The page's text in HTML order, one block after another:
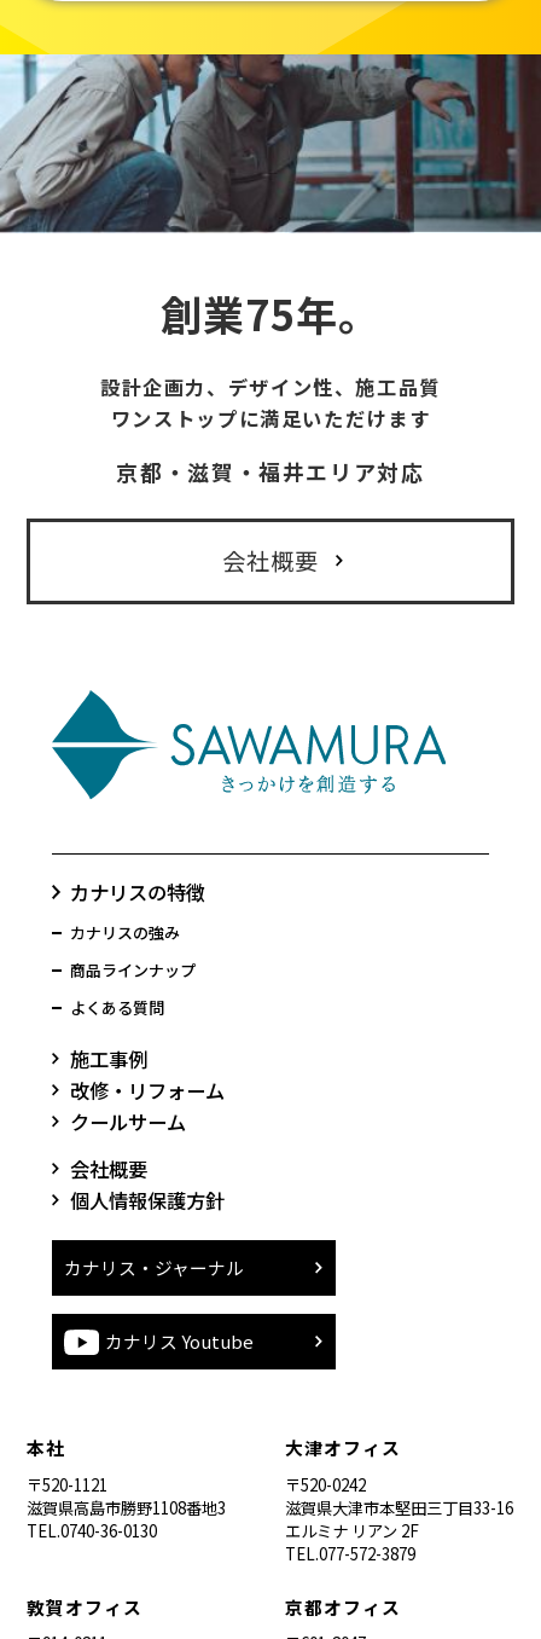
創業75年。
設計企画力、デザイン性、施工品質
ワンストップに満足いただけます
京都・滋賀・福井エリア対応
会社概要
カナリスの特徴
カナリスの強み
商品ラインナップ
よくある質問
施工事例
改修・リフォーム
クールサーム
会社概要
個人情報保護方針
カナリス・ジャーナル
カナリス Youtube
本社
〒520-1121
滋賀県高島市勝野1108番地3
TEL.0740-36-0130
大津オフィス
〒520-0242
滋賀県大津市本堅田三丁目33-16
エルミナ リアン 2F
TEL.077-572-3879
敦賀オフィス 京都オフィス